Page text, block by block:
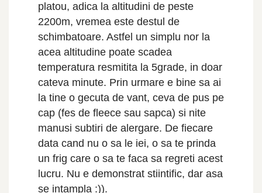
platou, adica la altitudini de peste
2200m, vremea este destul de
schimbatoare. Astfel un simplu nor la
acea altitudine poate scadea
temperatura resmitita la 5grade, in doar
cateva minute. Prin urmare e bine sa ai
la tine o gecuta de vant, ceva de pus pe
cap (fes de fleece sau sapca) si nite
manusi subtiri de alergare. De fiecare
data cand nu o sa le iei, o sa te prinda
un frig care o sa te faca sa regreti acest
lucru. Nu e demonstrat stiintific, dar asa
se intampla :)).